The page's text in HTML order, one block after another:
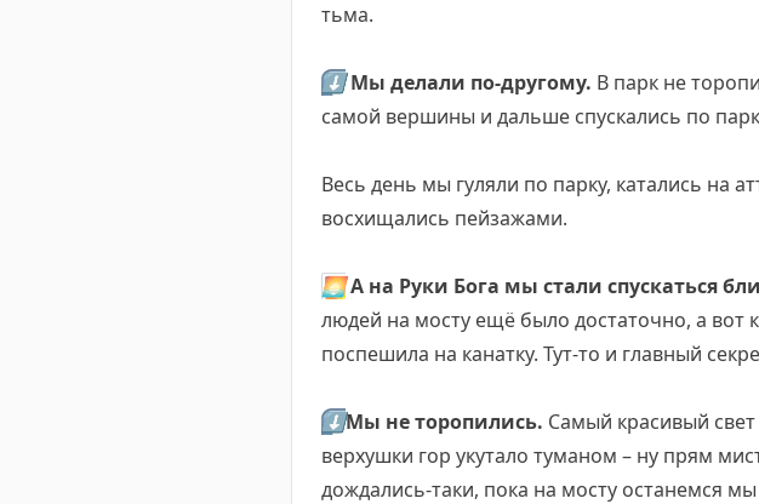
тьма.
⬇️Мы делали по-другому. В парк не
самой вершины и дальше спускались по
Весь день мы гуляли по парку, катались на
восхищались пейзажами.
🌅А на Руки Бога мы стали спускаться
людей на мосту ещё было достаточно, а вот
поспешила на канатку. Тут-то и главный
⬇️Мы не торопились. Самый красивый свет
верхушки гор укутало туманом – ну прям
дождались-таки, пока на мосту останемся